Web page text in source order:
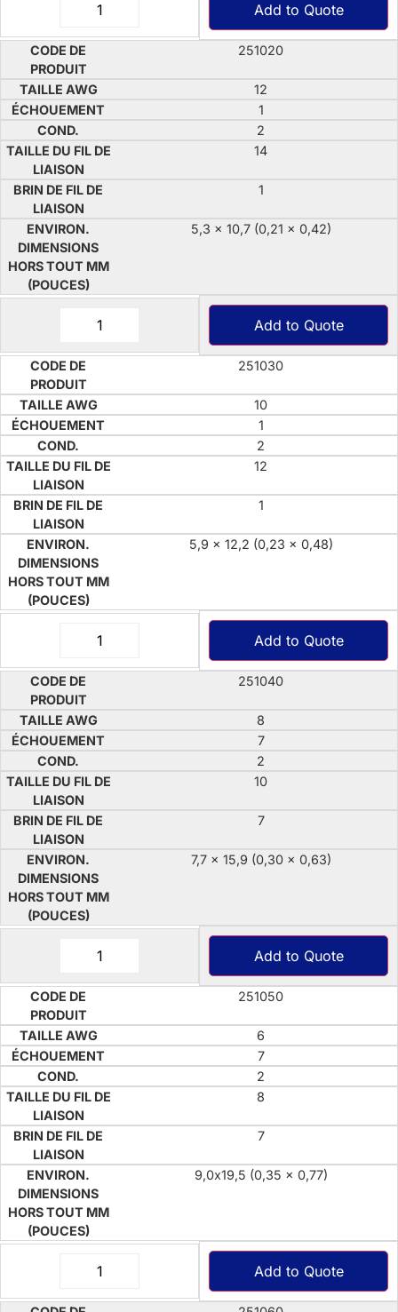
Add to Quote
251020
12
1
2
14
1
5,3 x 10,7 (0,21 x 0,42)
Add to Quote
251030
10
1
2
12
1
5,9 x 12,2 (0,23 x 0,48)
Add to Quote
251040
8
7
2
10
7
7,7 x 15,9 (0,30 x 0,63)
Add to Quote
251050
6
7
2
8
7
9,0x19,5 (0,35 x 0,77)
Add to Quote